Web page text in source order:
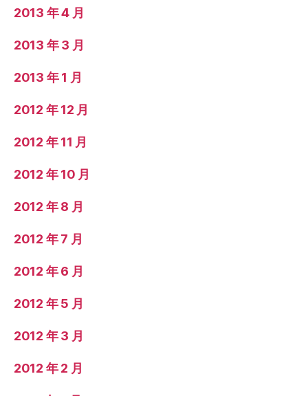
2013 年 4 月
2013 年 3 月
2013 年 1 月
2012 年 12 月
2012 年 11 月
2012 年 10 月
2012 年 8 月
2012 年 7 月
2012 年 6 月
2012 年 5 月
2012 年 3 月
2012 年 2 月